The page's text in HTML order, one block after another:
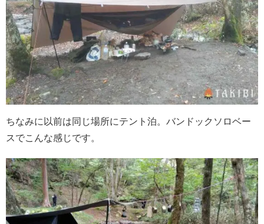
ちなみに以前は同じ場所にテント泊。バンドックソロベー
スでこんな感じです。